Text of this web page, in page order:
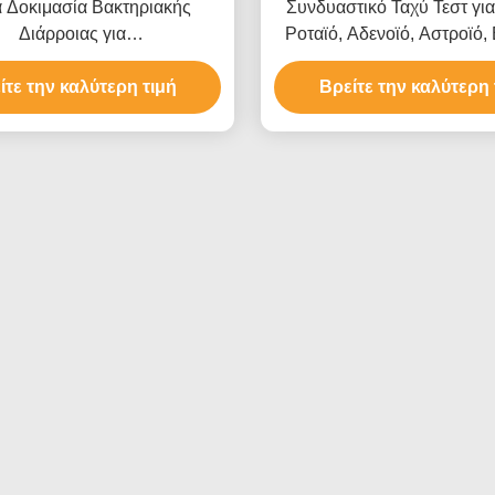
Δοκιμασία Βακτηριακής
Διάρροιας για
Salmonella/C.diff με
Αποτελέσματα σε 10 Λεπτά
και Εύκολη Οπτική
την καλύτερη τιμή
Συνδυαστικό Ταχύ Τεστ
Ροταϊό, Αδενοϊό, Αστροϊό,
για Λοιμώδεις Νόσους με
Αποτελέσματα σε 15
Ακρίβεια και Εύκολη
Βρείτε την καλύτερη